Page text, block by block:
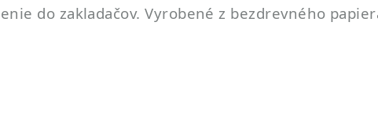
do zakladačov. Vyrobené z bezdrevného